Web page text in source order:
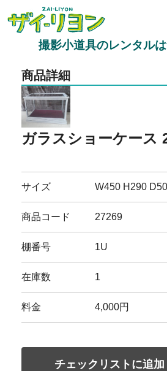
撮影小道具のレンタル
商品詳細
ガラスショーケース
サイズ W450 H290
商品コード 27269
棚番号 1U
在庫数 1
料金 4,000円
チェックリストに追加